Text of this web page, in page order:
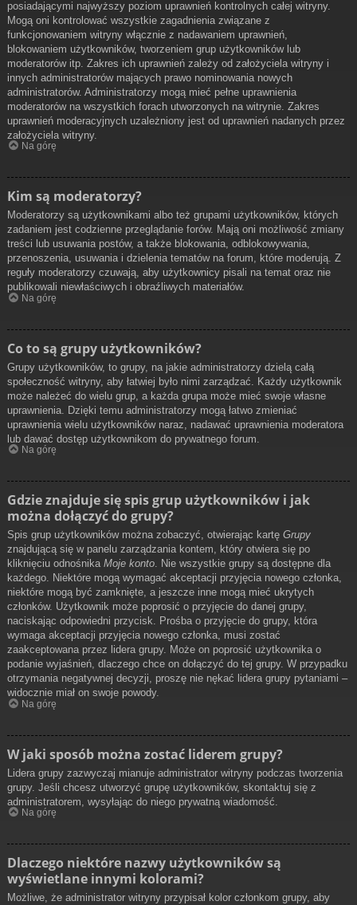
posiadającymi najwyższy poziom uprawnień kontrolnych całej witryny.
Mogą oni kontrolować wszystkie zagadnienia związane z
funkcjonowaniem witryny włącznie z nadawaniem uprawnień,
blokowaniem użytkowników, tworzeniem grup użytkowników lub
moderatorów itp. Zakres ich uprawnień zależy od założyciela witryny i
innych administratorów mających prawo nominowania nowych
administratorów. Administratorzy mogą mieć pełne uprawnienia
moderatorów na wszystkich forach utworzonych na witrynie. Zakres
uprawnień moderacyjnych uzależniony jest od uprawnień nadanych przez
założyciela witryny.
Na górę
Kim są moderatorzy?
Moderatorzy są użytkownikami albo też grupami użytkowników, których
zadaniem jest codzienne przeglądanie forów. Mają oni możliwość zmiany
treści lub usuwania postów, a także blokowania, odblokowywania,
przenoszenia, usuwania i dzielenia tematów na forum, które moderują. Z
reguły moderatorzy czuwają, aby użytkownicy pisali na temat oraz nie
publikowali niewłaściwych i obraźliwych materiałów.
Na górę
Co to są grupy użytkowników?
Grupy użytkowników, to grupy, na jakie administratorzy dzielą całą
społeczność witryny, aby łatwiej było nimi zarządzać. Każdy użytkownik
może należeć do wielu grup, a każda grupa może mieć swoje własne
uprawnienia. Dzięki temu administratorzy mogą łatwo zmieniać
uprawnienia wielu użytkowników naraz, nadawać uprawnienia moderatora
lub dawać dostęp użytkownikom do prywatnego forum.
Na górę
Gdzie znajduje się spis grup użytkowników i jak
można dołączyć do grupy?
Spis grup użytkowników można zobaczyć, otwierając kartę Grupy
znajdującą się w panelu zarządzania kontem, który otwiera się po
kliknięciu odnośnika Moje konto. Nie wszystkie grupy są dostępne dla
każdego. Niektóre mogą wymagać akceptacji przyjęcia nowego członka,
niektóre mogą być zamknięte, a jeszcze inne mogą mieć ukrytych
członków. Użytkownik może poprosić o przyjęcie do danej grupy,
naciskając odpowiedni przycisk. Prośba o przyjęcie do grupy, która
wymaga akceptacji przyjęcia nowego członka, musi zostać
zaakceptowana przez lidera grupy. Może on poprosić użytkownika o
podanie wyjaśnień, dlaczego chce on dołączyć do tej grupy. W przypadku
otrzymania negatywnej decyzji, proszę nie nękać lidera grupy pytaniami –
widocznie miał on swoje powody.
Na górę
W jaki sposób można zostać liderem grupy?
Lidera grupy zazwyczaj mianuje administrator witryny podczas tworzenia
grupy. Jeśli chcesz utworzyć grupę użytkowników, skontaktuj się z
administratorem, wysyłając do niego prywatną wiadomość.
Na górę
Dlaczego niektóre nazwy użytkowników są
wyświetlane innymi kolorami?
Możliwe, że administrator witryny przypisał kolor członkom grupy, aby